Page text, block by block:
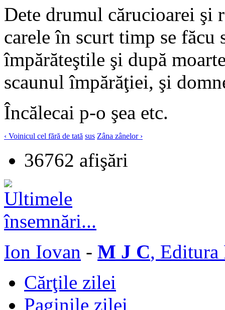
Dete drumul cărucioarei şi
carele în scurt timp se făcu
împărăteştile şi după
scaunul împărăţiei, şi
Încălecai p-o şea etc.
‹ Voinicul cel fără de tată sus Zâna zânelor ›
36762 afişări
Ion Iovan - M J C, Editura
Cărţile zilei
Paginile zilei